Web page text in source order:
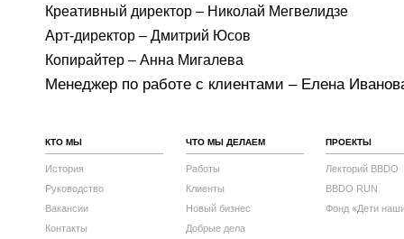
Креативный директор – Николай Мегвелидзе
Арт-директор – Дмитрий Юсов
Копирайтер – Анна Мигалева
Менеджер по работе с клиентами – Елена
КТО МЫ
История
Руководство
Вакансии
Контакты
ЧТО МЫ ДЕЛАЕМ
Работы
Клиенты
Новый бизнес
Добрые дела
ПРОЕКТЫ
Лекторий BBDO
BBDO RUN
Фонд «Дети